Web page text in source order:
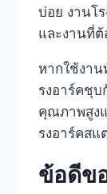
บ่อย งานโ
และงานที่ต้
หากใช้งา
รงอาร์คชุบ
คุณภาพสูง
รงอาร์คสแ
ข้อดีข